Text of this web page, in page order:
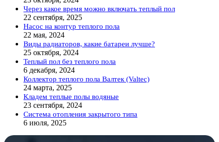
Через какое время можно включать теплый пол
22 сентября, 2025
Насос на контур теплого пола
22 мая, 2024
Виды радиаторов, какие батареи лучше?
25 октября, 2024
Теплый пол без теплого пола
6 декабря, 2024
Коллектор теплого пола Валтек (Valtec)
24 марта, 2025
Кладем теплые полы водяные
23 сентября, 2024
Система отопления закрытого типа
6 июля, 2025